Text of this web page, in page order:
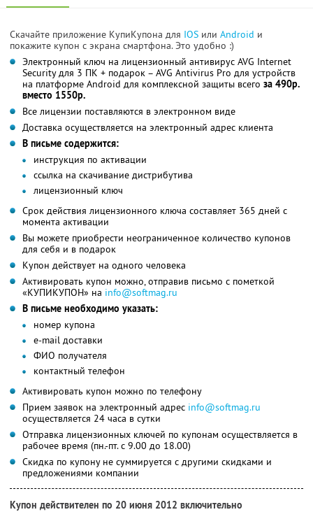
Скачайте приложение КупиКупона для IOS или Android и
покажите купон с экрана смартфона. Это удобно :)
Электронный ключ на лицензионный антивирус AVG Internet
Security для 3 ПК + подарок – AVG Antivirus Pro для устройств
на платформе Android для комплексной защиты всего за 490р.
вместо 1550р.
Все лицензии поставляются в электронном виде
Доставка осуществляется на электронный адрес клиента
В письме содержится:
инструкция по активации
ссылка на скачивание дистрибутива
лицензионный ключ
Срок действия лицензионного ключа составляет 365 дней с
момента активации
Вы можете приобрести неограниченное количество купонов
для себя и в подарок
Купон действует на одного человека
Активировать купон можно, отправив письмо с пометкой
«КУПИКУПОН» на info@softmag.ru
В письме необходимо указать:
номер купона
e-mail доставки
ФИО получателя
контактный телефон
Активировать купон можно по телефону
Прием заявок на электронный адрес info@softmag.ru
осуществляется 24 часа в сутки
Отправка лицензионных ключей по купонам осуществляется в
рабочее время (пн.-пт. с 9.00 до 18.00)
Скидка по купону не суммируется с другими скидками и
предложениями компании
Купон действителен по 20 июня 2012 включительно